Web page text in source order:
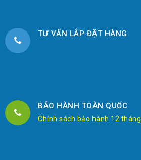
TƯ VẤN LẮP ĐẶT HÀNG
BẢO HÀNH TOÀN QUỐC
Chính sách bảo hành 12 tháng